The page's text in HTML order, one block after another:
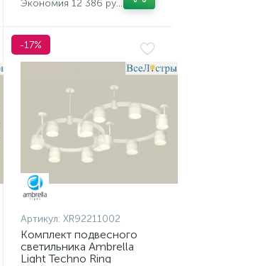
Экономия 12 386 руб.
-17%
Артикул: XR92211002
Комплект подвесного
светильника Ambrella
Light Techno Ring